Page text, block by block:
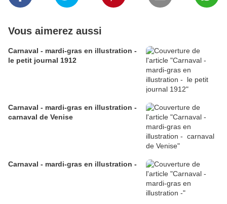
Vous aimerez aussi
Carnaval - mardi-gras en illustration -
le petit journal 1912
Carnaval - mardi-gras en illustration -
carnaval de Venise
Carnaval - mardi-gras en illustration -